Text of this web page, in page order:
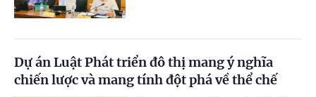
Dự án Luật Phát triển đô thị mang ý nghĩa
chiến lược và mang tính đột phá về thể chế